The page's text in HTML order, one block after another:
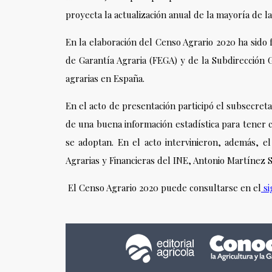
proyecta la actualización anual de la mayoría de
En la elaboración del Censo Agrario 2020 ha
de Garantía Agraria (FEGA) y de la
agrarias en España.
En el acto de presentación participó el
de una buena información estadística para
se adoptan. En el acto intervinieron, además,
Agrarias y Financieras del INE, Antonio Martínez
El Censo Agrario 2020 puede consultarse en el